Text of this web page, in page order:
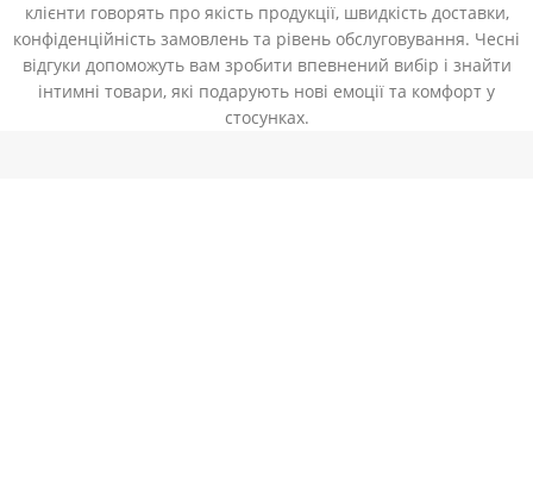
клієнти говорять про якість продукції, швидкість доставки,
конфіденційність замовлень та рівень обслуговування. Чесні
відгуки допоможуть вам зробити впевнений вибір і знайти
інтимні товари, які подарують нові емоції та комфорт у
стосунках.